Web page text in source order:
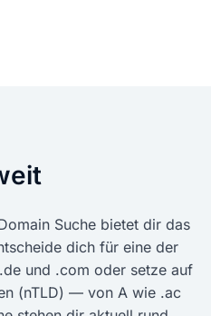
Suche bietet dir das
dich für eine der
und .com oder setze auf
(nTLD) — von A wie .ac